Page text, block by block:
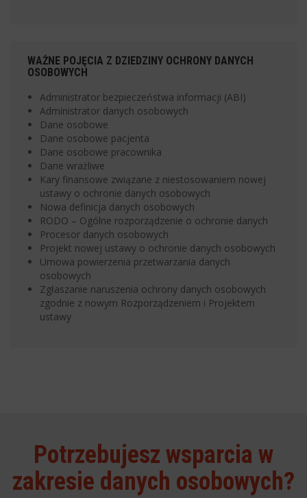
WAŻNE POJĘCIA Z DZIEDZINY OCHRONY DANYCH
OSOBOWYCH
Administrator bezpieczeństwa informacji (ABI)
Administrator danych osobowych
Dane osobowe
Dane osobowe pacjenta
Dane osobowe pracownika
Dane wrażliwe
Kary finansowe związane z niestosowaniem nowej
ustawy o ochronie danych osobowych
Nowa definicja danych osobowych
RODO – Ogólne rozporządzenie o ochronie danych
Procesor danych osobowych
Projekt nowej ustawy o ochronie danych osobowych
Umowa powierzenia przetwarzania danych
osobowych
Zgłaszanie naruszenia ochrony danych osobowych
zgodnie z nowym Rozporządzeniem i Projektem
ustawy
Potrzebujesz wsparcia w
zakresie danych osobowych?